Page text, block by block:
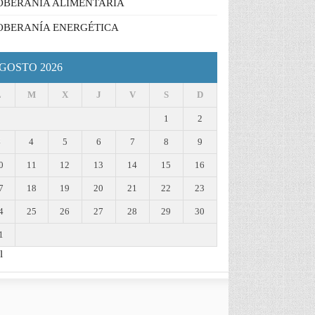
ALIMENTARIA
ENERGÉTICA
2026
M X J V S D
1 2
4 5 6 7 8 9
11 12 13 14 15 16
18 19 20 21 22 23
25 26 27 28 29 30